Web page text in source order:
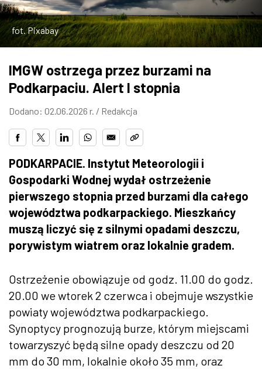
ZDJĘCIA
W RZESZOWIE
fot. Pixabay
IMGW ostrzega przez burzami na
Podkarpaciu. Alert I stopnia
Dodano: 02.06.2026 r. / Redakcja
PODKARPACIE. Instytut Meteorologii i
Gospodarki Wodnej wydał ostrzeżenie
pierwszego stopnia przed burzami dla całego
województwa podkarpackiego. Mieszkańcy
muszą liczyć się z silnymi opadami deszczu,
porywistym wiatrem oraz lokalnie gradem.
Ostrzeżenie obowiązuje od godz. 11.00 do godz.
20.00 we wtorek 2 czerwca i obejmuje wszystkie
powiaty województwa podkarpackiego.
Synoptycy prognozują burze, którym miejscami
towarzyszyć będą silne opady deszczu od 20
mm do 30 mm, lokalnie około 35 mm, oraz